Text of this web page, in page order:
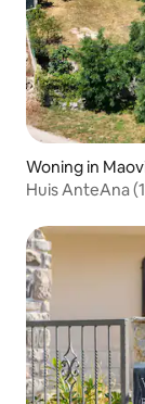
Woning in
Huis AnteAna